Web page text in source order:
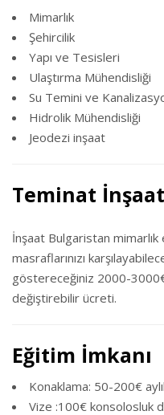
Mimarlık
Şehircilik
Yapı ve Tesisleri
Ulaştırma Mühendisliği
Su Temini ve
Hidrolik Mühendisliği
Jeodezi inşaat
Teminat
İnşaat Bulgaristan mimarlık
masraflarınızı
göstereceğiniz 2000-
değiştirebilir ücreti.
Eğitim İmkanı
Konaklama: 50-200€
Vize :100€ konsolosluk